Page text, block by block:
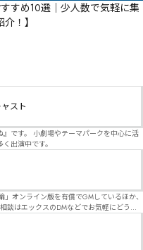
すめ10選｜少人数で気軽に集
！】
スト
です。 小劇場やテーマパークを中心に活
出演中です。
オンライン版を有償でGMしているほか、
談はエックスのDMなどでお気軽にどう